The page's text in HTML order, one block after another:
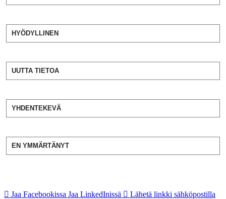
HYÖDYLLINEN
UUTTA TIETOA
YHDENTEKEVÄ
EN YMMÄRTÄNYT
Jaa Facebookissa Jaa LinkedInissä Lähetä linkki sähköpostilla